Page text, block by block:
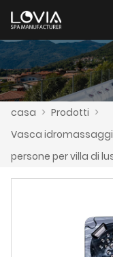
casa > Prodotti >
Vasca
persone per villa di